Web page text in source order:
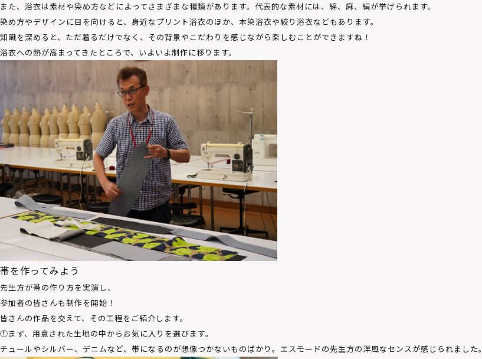
また、浴衣は素材や染め方などによってさまざまな種類があります。 代表的な素材には、綿、麻、絹が挙げられます。
染め方やデザインに目を向けると、身近なプリント浴衣のほか、本染浴衣や絞り浴衣などもあります。
知識を深めると、ただ着るだけでなく、その背景やこだわりを感じながら楽しむことができますね！
浴衣への熱が高まってきたところで、いよいよ制作に移ります。
帯を作ってみよう
先生方が帯の作り方を実演し、
参加者の皆さんも制作を開始！
皆さんの作品を交えて、その工程をご紹介します。
①まず、用意された生地の中からお気に入りを選びます。
チュールやシルバー、デニムなど、帯になるのが想像つかないものばかり。 エスモードの先生方の洋風なセンスが感じられました。